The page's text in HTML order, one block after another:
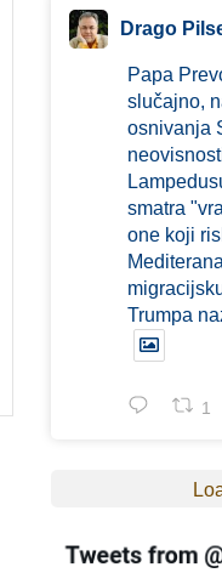
Drago
Papa
slučajno,
osnivanja
smatra
one koji
Trumpa
1